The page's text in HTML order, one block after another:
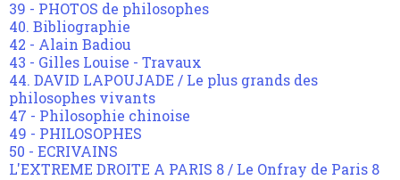
39 - PHOTOS de philosophes
40. Bibliographie
42 - Alain Badiou
43 - Gilles Louise - Travaux
44. DAVID LAPOUJADE / Le plus grands des
philosophes vivants
47 - Philosophie chinoise
49 - PHILOSOPHES
50 - ECRIVAINS
L'EXTREME DROITE A PARIS 8 / Le Onfray de Paris 8